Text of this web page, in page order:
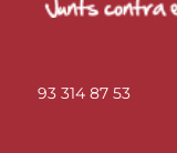
93 314 87 53